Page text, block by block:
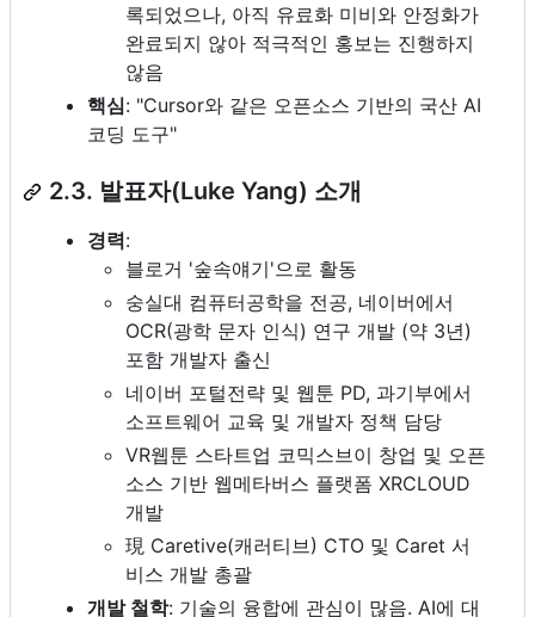
록되었으나, 아직 유료화 미비와 안정화가
완료되지 않아 적극적인 홍보는 진행하지
않음
핵심: "Cursor와 같은 오픈소스 기반의 국산 AI
코딩 도구"
2.3. 발표자(Luke Yang) 소개
경력:
블로거 '숲속얘기'으로 활동
숭실대 컴퓨터공학을 전공, 네이버에서
OCR(광학 문자 인식) 연구 개발 (약 3년)
포함 개발자 출신
네이버 포털전략 및 웹툰 PD, 과기부에서
소프트웨어 교육 및 개발자 정책 담당
VR웹툰 스타트업 코믹스브이 창업 및 오픈
소스 기반 웹메타버스 플랫폼 XRCLOUD
개발
現 Caretive(캐러티브) CTO 및 Caret 서
비스 개발 총괄
개발 철학: 기술의 융합에 관심이 많음. AI에 대